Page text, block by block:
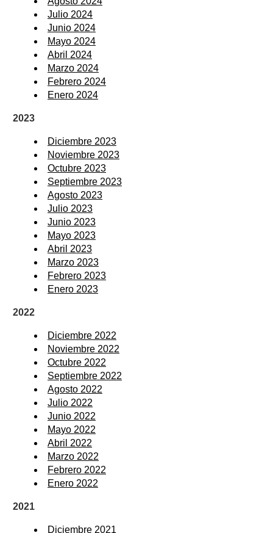
Julio 2024
Junio 2024
Mayo 2024
Abril 2024
Marzo 2024
Febrero 2024
Enero 2024
2023
Diciembre 2023
Noviembre 2023
Octubre 2023
Septiembre 2023
Agosto 2023
Julio 2023
Junio 2023
Mayo 2023
Abril 2023
Marzo 2023
Febrero 2023
Enero 2023
2022
Diciembre 2022
Noviembre 2022
Octubre 2022
Septiembre 2022
Agosto 2022
Julio 2022
Junio 2022
Mayo 2022
Abril 2022
Marzo 2022
Febrero 2022
Enero 2022
2021
Diciembre 2021